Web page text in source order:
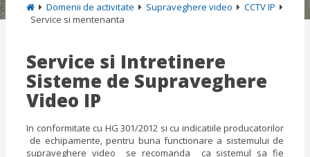
Domenii de activitate Supraveghere video
CCTV IP
Service si mentenanta
Service si Intretinere
Sisteme de Supraveghere
Video IP
In conformitate cu HG 301/2012 si cu indicatiile producatorilor
de echipamente, pentru buna functionare a sistemului de
supraveghere video se recomanda ca sistemul sa fie